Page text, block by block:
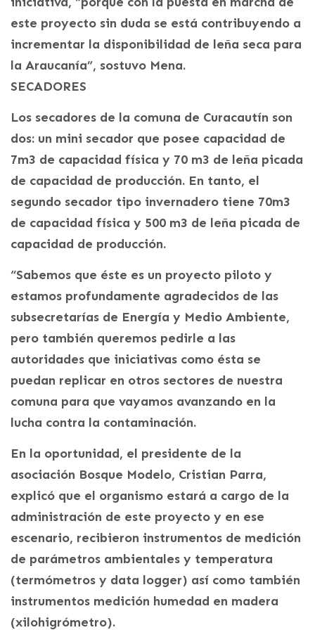
este proyecto sin duda se está contribuyendo a
incrementar la disponibilidad de leña seca para
la Araucanía”, sostuvo Mena.
SECADORES
Los secadores de la comuna de Curacautín son
dos: un mini secador que posee capacidad de
7m3 de capacidad física y 70 m3 de leña picada
de capacidad de producción. En tanto, el
segundo secador tipo invernadero tiene 70m3
de capacidad física y 500 m3 de leña picada de
capacidad de producción.
“Sabemos que éste es un proyecto piloto y
estamos profundamente agradecidos de las
subsecretarías de Energía y Medio Ambiente,
pero también queremos pedirle a las
autoridades que iniciativas como ésta se
puedan replicar en otros sectores de nuestra
comuna para que vayamos avanzando en la
lucha contra la contaminación.
En la oportunidad, el presidente de la
asociación Bosque Modelo, Cristian Parra,
explicó que el organismo estará a cargo de la
administración de este proyecto y en ese
escenario, recibieron instrumentos de medición
de parámetros ambientales y temperatura
(termómetros y data logger) así como también
instrumentos medición humedad en madera
(xilohigrómetro).